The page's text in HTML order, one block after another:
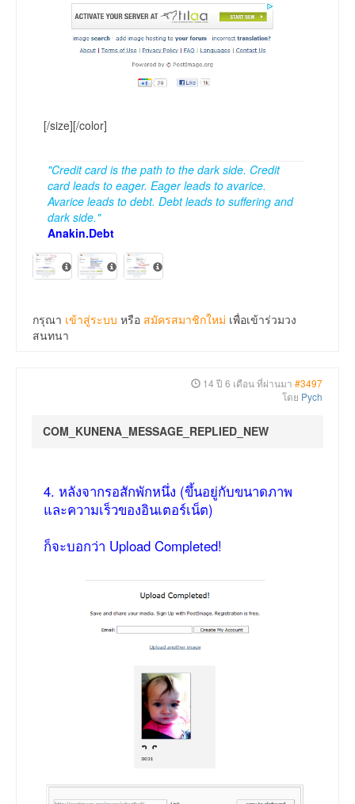
[/size][/color]
"Credit card is the path to the dark side. Credit
card leads to eager. Eager leads to avarice.
Avarice leads to debt. Debt leads to suffering and
dark side."
Anakin.Debt
กรุณา เข้าสู่ระบบ หรือ สมัครสมาชิกใหม่ เพื่อเข้าร่วมวง
สนทนา
14 ปี 6 เดือน ที่ผ่านมา #3497
โดย Pych
COM_KUNENA_MESSAGE_REPLIED_NEW
4. หลังจากรอสักพักหนึ่ง (ขึ้นอยู่กับขนาดภาพ
และความเร็วของอินเตอร์เน็ต)
ก็จะบอกว่า Upload Completed!